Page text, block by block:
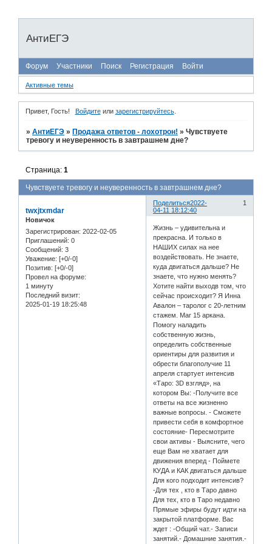
АнтиЕГЭ
Форум Участники Поиск Регистрация Войти
Активные темы
Привет, Гость! Войдитеили зарегистрируйтесь.
»АнтиЕГЭ » Продажа ответов - лохотрон! »Чувствуете
тревогу и неуверенность в завтрашнем дне?
Чувствуете тревогу и неуверенность в завтрашнем дне?
Страница:1
Поделиться 1
2022-
04-11 18:12:40
twxjtxmdar
Новичок
Зарегистрирован: 2022-02-05
Приглашений: 0
Сообщений: 3
Уважение: [+0/-0]
Позитив: [+0/-0]
Провел на форуме:
1 минуту
Последний визит:
2025-01-19 18:25:48
Жизнь – удивительна и
прекрасна. И только в
НАШИХ силах на нее
воздействовать. Не знаете,
куда двигаться дальше? Не
знаете, что нужно менять?
Хотите найти выходв том, что
сейчас происходит? Я Инна
Авалон – таролог с 20-летним
стажем. Маг 15 аркана.
Помогу наладить
собственную жизнь,
определить собственные
ориентиры для развития и
обрести благополучие 11
апреля стартует интенсив
«Таро: 3D взгляд», на
котором Вы: -Получите все
ответы на все жизненно
важные вопросы. - Сможете
привести себя в комфортное
состояние- Пересмотрите
свои активы - Выясните, чего
еще Вам не хватает для
движения вперед - Поймете
КУДА и КАК двигаться дальше
Для кого подходит интенсив?
-Для тех , кто в Таро давно
Для тех, кто в Таро недавно
Прямые эфиры будут идти на
закрытой платформе. Вас
ждет : -Общий чат.- Записи
занятий.- Домашние занятия.-